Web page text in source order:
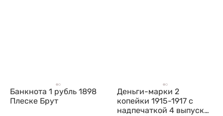
Банкнота 1 рубль 1898
Плеске Брут
Деньги-марки 2
копейки 1915-1917 с
надпечаткой 4 выпуск